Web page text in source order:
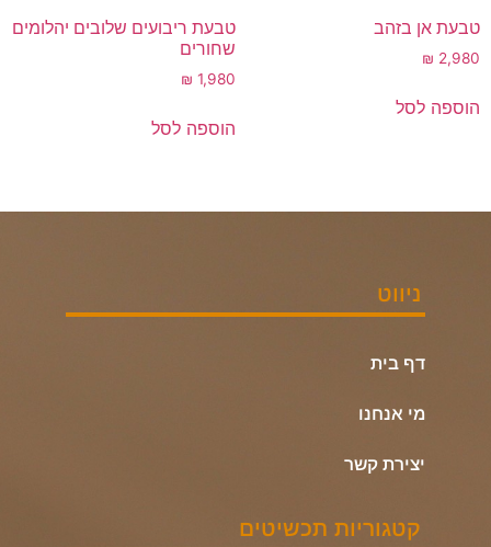
טבעת אן בזהב
₪ 2,980
הוספה לסל
טבעת ריבועים שלובים יהלומים
שחורים
₪ 1,980
הוספה לסל
ניווט
דף בית
מי אנחנו
יצירת קשר
קטגוריות תכשיטים